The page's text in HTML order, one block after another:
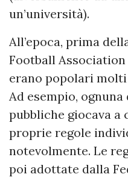
un’università).
All’epoca, prima
Football
erano popolari
Ad esempio,
pubbliche giocava a
proprie regole
notevolmente. Le
poi adottate dalla